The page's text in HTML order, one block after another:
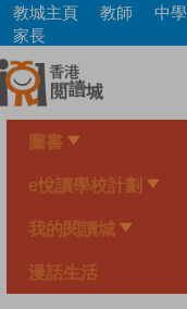
Skip
main
content
教城主頁 教師 中
家長
圖書
e悅讀學校計劃
我的閱讀城
漫話生活